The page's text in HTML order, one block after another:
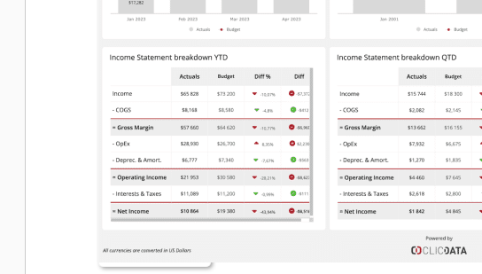
Tous Nos Canaux de Support
Help Center & Documentation
Nos services
Business Intelligence
Analyse Statistique & ML